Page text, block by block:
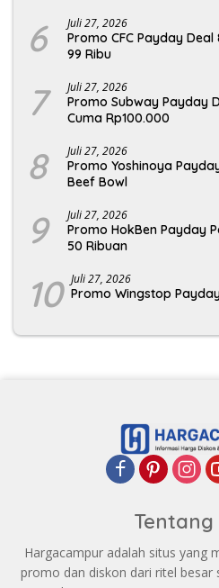
6 Juli 27, 2026
Promo CFC Payday
99 Ribu
7 Juli 27, 2026
Promo Subway Payday
Cuma Rp100.000
8 Juli 27, 2026
Promo Yoshinoya
Beef Bowl
9 Juli 27, 2026
Promo HokBen Payday
50 Ribuan
10 Juli 27, 2026
Promo Wingstop
Tentang
Hargacampur adalah situs yang
promo dan diskon dari ritel